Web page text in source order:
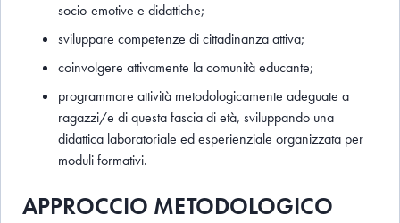
socio-emotive e didattiche;
sviluppare competenze di cittadinanza attiva;
coinvolgere attivamente la comunità educante;
programmare attività metodologicamente adeguate a
ragazzi/e di questa fascia di età, sviluppando una
didattica laboratoriale ed esperienziale organizzata per
moduli formativi.
APPROCCIO METODOLOGICO